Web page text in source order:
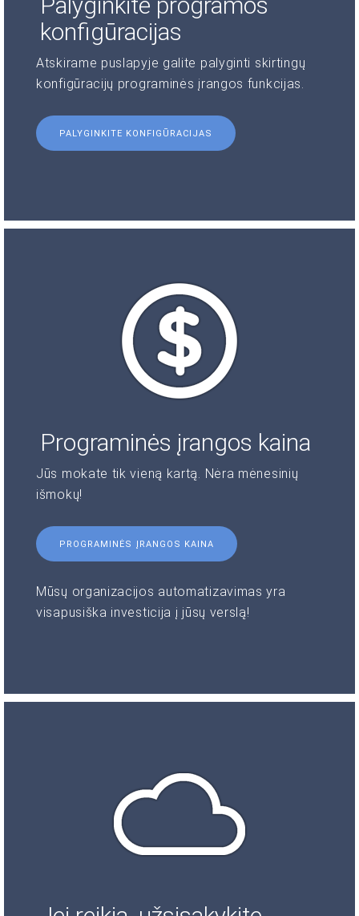
konfigūracijas
Atskirame puslapyje galite palyginti skirtingų
konfigūracijų programinės įrangos funkcijas.
PALYGINKITE KONFIGŪRACIJAS
Programinės įrangos kaina
Jūs mokate tik vieną kartą. Nėra mėnesinių
išmokų!
PROGRAMINĖS ĮRANGOS KAINA
Mūsų organizacijos automatizavimas yra
visapusiška investicija į jūsų verslą!